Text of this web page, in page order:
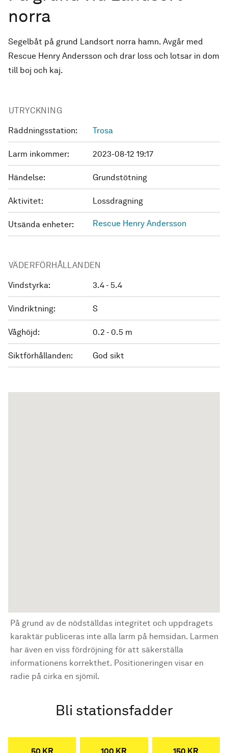
norra
Segelbåt på grund Landsort norra hamn. Avgår med
Rescue Henry Andersson och drar loss och lotsar in dom
till boj och kaj.
UTRYCKNING
Räddningsstation: Trosa
Larm inkommer: 2023-08-12 19:17
Händelse: Grundstötning
Aktivitet: Lossdragning
Utsända enheter: Rescue Henry Andersson
VÄDERFÖRHÅLLANDEN
Vindstyrka: 3.4 - 5.4
Vindriktning: S
Våghöjd: 0.2 - 0.5 m
Siktförhållanden: God sikt
På grund av de nödställdas integritet och uppdragets
karaktär publiceras inte alla larm på hemsidan. Larmen
har även en viss fördröjning för att säkerställa
informationens korrekthet. Positioneringen visar en
radie på cirka en sjömil.
Bli stationsfadder